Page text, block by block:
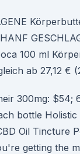
100 ml
ab 27,12 €
300mg: $54;
bottle Holistic
Oil Tincture
getting the